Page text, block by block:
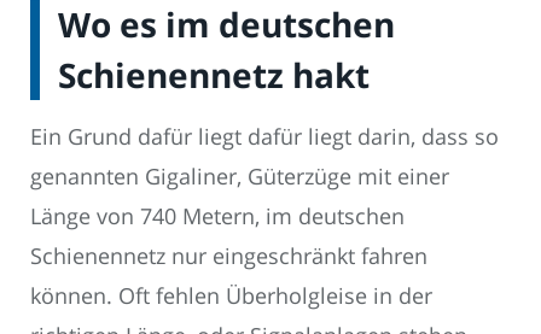
Wo es im deutschen
Schienennetz hakt
Ein Grund dafür liegt dafür liegt darin, dass so
genannten Gigaliner, Güterzüge mit einer
Länge von 740 Metern, im deutschen
Schienennetz nur eingeschränkt fahren
können. Oft fehlen Überholgleise in der